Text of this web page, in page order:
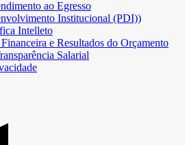
ao Egresso
Institucional (PDI))
Intelleto
e Resultados do Orçamento
Salarial